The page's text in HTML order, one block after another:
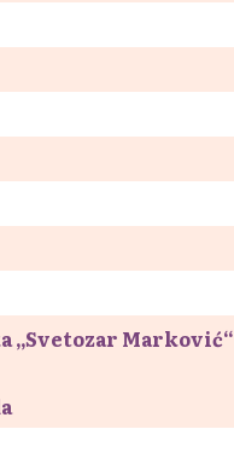
Marković“